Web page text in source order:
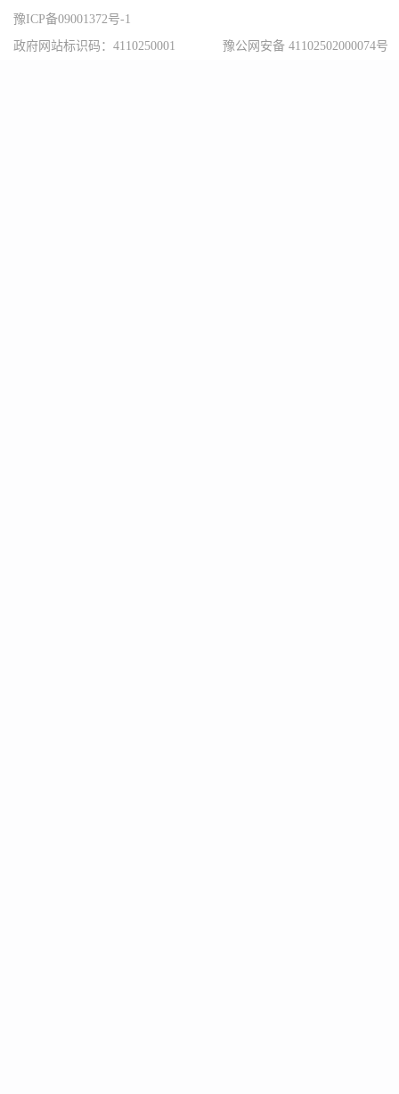
豫ICP备09001372号-1
政府网站标识码：4110250001
豫公网安备 41102502000074号